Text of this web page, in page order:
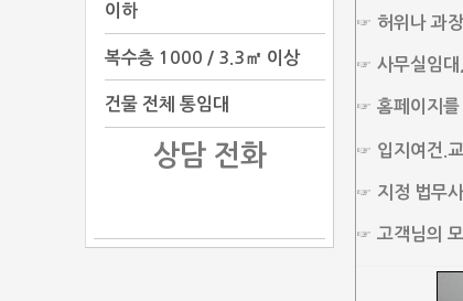
이하
복수층 1000 / 3.3㎡ 이상
건물 전체 통임대
상담 전화
☞ 허위나 과
☞ 사무실임대
☞ 홈페이지를
☞ 입지여건.
☞ 지정 법무
☞ 고객님의 모